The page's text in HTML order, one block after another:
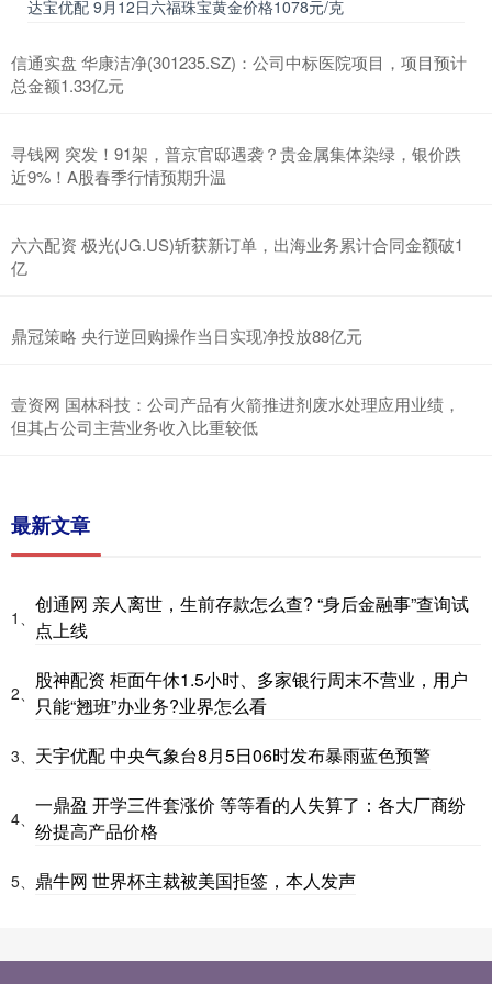
达宝优配 9月12日六福珠宝黄金价格1078元/克
信通实盘 华康洁净(301235.SZ)：公司中标医院项目，项目预计
总金额1.33亿元
寻钱网 突发！91架，普京官邸遇袭？贵金属集体染绿，银价跌
近9%！A股春季行情预期升温
六六配资 极光(JG.US)斩获新订单，出海业务累计合同金额破1
亿
鼎冠策略 央行逆回购操作当日实现净投放88亿元
壹资网 国林科技：公司产品有火箭推进剂废水处理应用业绩，
但其占公司主营业务收入比重较低
最新文章
1、
创通网 亲人离世，生前存款怎么查? “身后金融事”查询试
点上线
2、
股神配资 柜面午休1.5小时、多家银行周末不营业，用户
只能“翘班”办业务?业界怎么看
3、 天宇优配 中央气象台8月5日06时发布暴雨蓝色预警
4、
一鼎盈 开学三件套涨价 等等看的人失算了：各大厂商纷
纷提高产品价格
5、 鼎牛网 世界杯主裁被美国拒签，本人发声